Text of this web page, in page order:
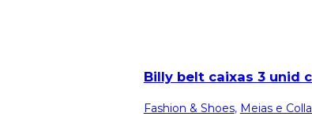
Billy belt caixas 3 unid
Fashion & Shoes, Meias e